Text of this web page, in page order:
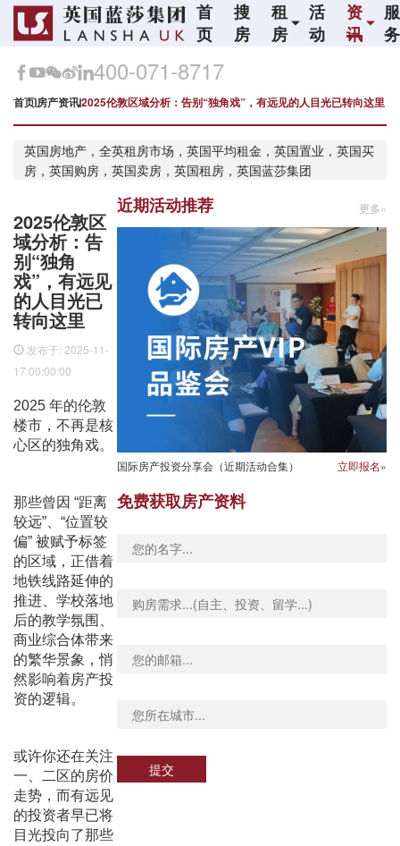
首
页
搜
房
租
房
活
动
资
讯
服
务
400-071-8717
首页房产资讯2025伦敦区域分析：告别“独角戏”，有远见的人目光已转向这里
英国房地产，全英租房市场，英国平均租金，英国置业，英国买
房，英国购房，英国卖房，英国租房，英国蓝莎集团
2025伦敦区
域分析：告
别“独角
戏”，有远见
的人目光已
转向这里
发布于: 2025-11-
17 00:00:00
2025 年的伦敦
楼市， 不再是核
心区的独角戏。
那些曾因 “距离
较远”、“位置较
偏” 被赋予标签
的区域，正借着
地铁线路延伸的
推进、学校落地
后的教学氛围、
商业综合体带来
的繁华景象，悄
然影响着房产投
资的逻辑。
或许你还在关注
一、二区的房价
走势，而有远见
的投资者早已将
目光投向了那些
近期活动推荐 更多»
国际房产投资分享会（近期活动合集） 立即报名»
免费获取房产资料
提交